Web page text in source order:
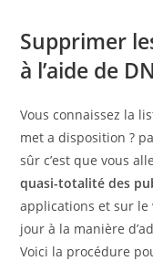
Supprimer
à l’aide de
Vous connaissez la
met a disposition ?
sûr c’est que vous
quasi-totalité des
applications et sur le
jour à la manière
Voici la procédure